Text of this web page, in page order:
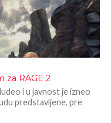
za RAGE 2
i u javnost je izneo
predstavljene, pre